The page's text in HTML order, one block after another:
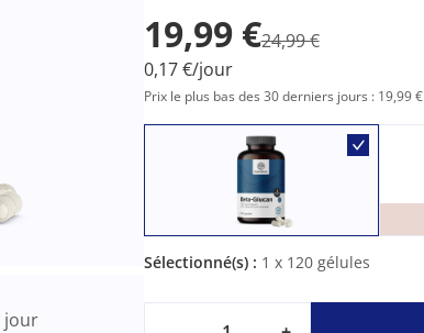
jour
19,99 €24,99 €
0,17 €/jour
Prix le plus bas des 30 derniers jours : 19,99 €
Sélectionné(s) : 1 x 120 gélules